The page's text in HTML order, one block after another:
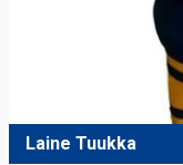
Laine Tuukka